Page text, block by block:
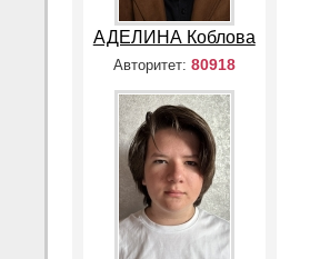
АДЕЛИНА Коблова
Авторитет: 80918